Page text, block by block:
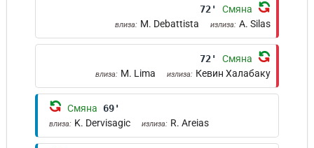
72' Смяна
влиза: M. Debattista излиза: A. Silas
72' Смяна
влиза: M. Lima излиза: Кевин Халабаку
Смяна 69'
влиза: K. Dervisagic излиза: R. Areias